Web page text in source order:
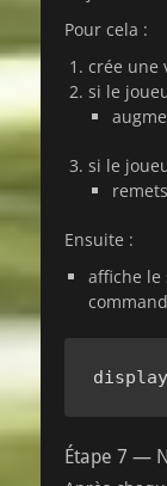
Pour cela :
crée une
si le
si le
Ensuite :
affiche le
Étape 7 —